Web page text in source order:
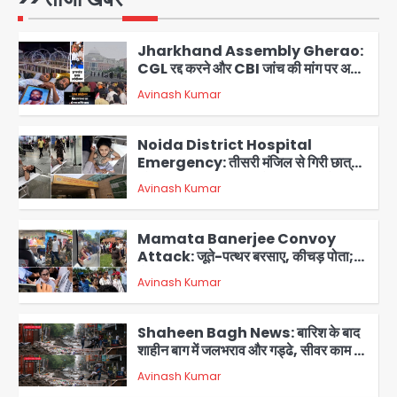
1
2
Jharkhand Assembly Gherao:
CGL रद्द करने और CBI जांच की मांग पर अड़े
छात्र, वाटर कैनन और बैरिकेडिंग तैनात
Avinash Kumar
3
Noida District Hospital
Emergency: तीसरी मंजिल से गिरी छात्रा
को नहीं मिला इलाज, प्राइवेट अस्पताल में भर्ती
Avinash Kumar
4
Mamata Banerjee Convoy
Attack: जूते-पत्थर बरसाए, कीचड़ पोता;
बोलीं- ‘माथा फट जाता’
Avinash Kumar
5
Shaheen Bagh News: बारिश के बाद
शाहीन बाग में जलभराव और गड्ढे, सीवर काम से
लोग परेशान
Avinash Kumar